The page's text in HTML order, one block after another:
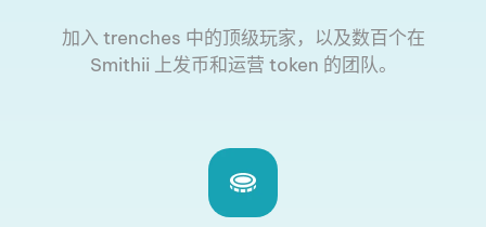
加入 trenches 中的顶级玩家，以及数百个在
Smithii 上发币和运营 token 的团队。